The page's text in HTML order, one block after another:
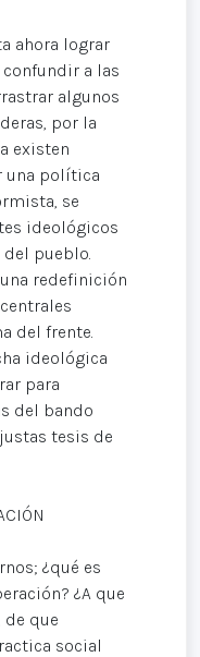
ahora lograr
a las
algunos
por la
existen
una política
se
ideológicos
pueblo.
redefinición
del frente.
ideológica
para
del bando
tesis de
¿qué es
¿A que
de que
social